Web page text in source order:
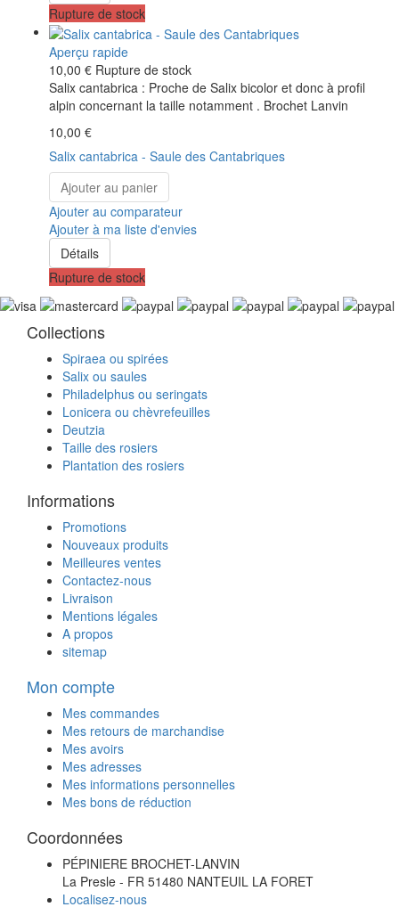
Rupture de stock
Aperçu rapide
10,00 € Rupture de stock
Salix cantabrica : Proche de Salix bicolor et donc à profil
alpin concernant la taille notamment . Brochet Lanvin
10,00 €
Salix cantabrica - Saule des Cantabriques
Ajouter au panier
Ajouter au comparateur
Ajouter à ma liste d'envies
Détails
Rupture de stock
Collections
Spiraea ou spirées
Salix ou saules
Philadelphus ou seringats
Lonicera ou chèvrefeuilles
Deutzia
Taille des rosiers
Plantation des rosiers
Informations
Promotions
Nouveaux produits
Meilleures ventes
Contactez-nous
Livraison
Mentions légales
A propos
sitemap
Mon compte
Mes commandes
Mes retours de marchandise
Mes avoirs
Mes adresses
Mes informations personnelles
Mes bons de réduction
Coordonnées
PÉPINIERE BROCHET-LANVIN
La Presle - FR 51480 NANTEUIL LA FORET
Localisez-nous